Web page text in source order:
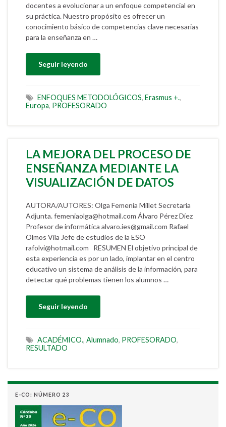
docentes a evolucionar a un enfoque competencial en
su práctica. Nuestro propósito es ofrecer un
conocimiento básico de competencias clave necesarias
para la enseñanza en …
Seguir leyendo
ENFOQUES METODOLÓGICOS, Erasmus +.,
Europa, PROFESORADO
LA MEJORA DEL PROCESO DE
ENSEÑANZA MEDIANTE LA
VISUALIZACIÓN DE DATOS
AUTORA/AUTORES: Olga Femenía Millet Secretaria
Adjunta. femeniaolga@hotmail.com Álvaro Pérez Díez
Profesor de informática alvaro.ies@gmail.com Rafael
Olmos Vila Jefe de estudios de la ESO
rafolvi@hotmail.com RESUMEN El objetivo principal de
esta experiencia es por un lado, implantar en el centro
educativo un sistema de análisis de la información, para
detectar qué problemas tienen los alumnos …
Seguir leyendo
ACADÉMICO., Alumnado, PROFESORADO,
RESULTADO
E-CO: NÚMERO 23